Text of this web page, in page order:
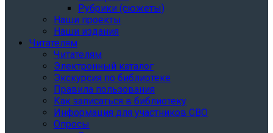
Рубрики (сюжеты)
Наши проекты
Наши издания
Читателям
Читателям
Электронный каталог
Экскурсия по библиотеке
Правила пользования
Как записаться в библиотеку
Информация для участников СВО
Опросы